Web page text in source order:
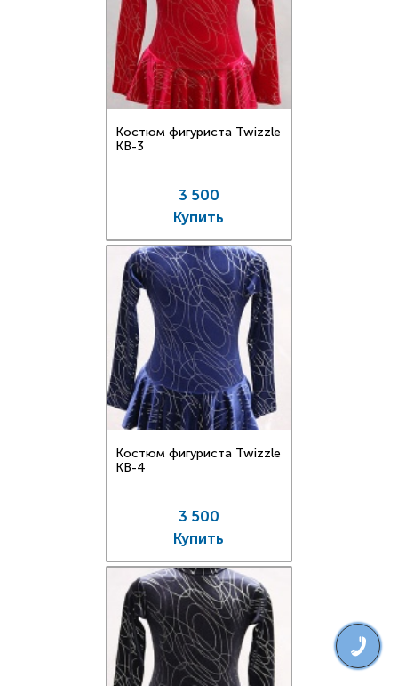
Костюм фигуриста Twizzle
KB-3
3 500
Купить
Костюм фигуриста Twizzle
KB-4
3 500
Купить